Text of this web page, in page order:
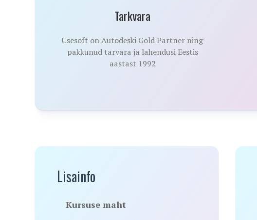
Tarkvara
Usesoft on Autodeski Gold Partner ning
pakkunud tarvara ja lahendusi Eestis
aastast 1992
Lisainfo
Kursuse maht